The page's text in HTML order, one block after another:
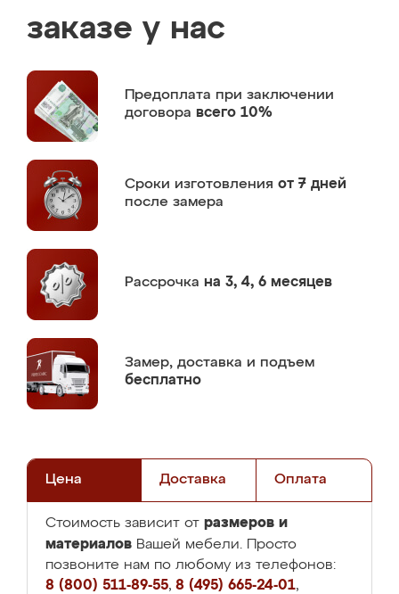
заказе у нас
Предоплата при заключении
договора всего 10%
Сроки изготовления от 7 дней
после замера
Рассрочка на 3, 4, 6 месяцев
Замер, доставка и подъем
бесплатно
Цена Доставка Оплата
Стоимость зависит от размеров и
материалов Вашей мебели. Просто
позвоните нам по любому из телефонов:
8 (800) 511-89-55, 8 (495) 665-24-01,